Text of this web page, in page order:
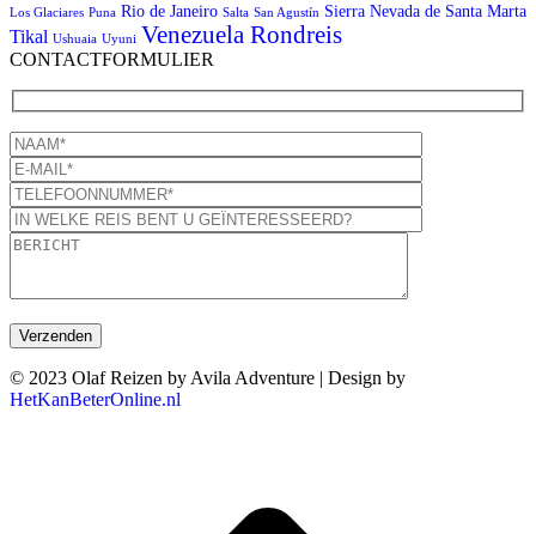
Los Glaciares Puna Rio de Janeiro Salta San Agustín Sierra Nevada de Santa Marta
Tikal Ushuaia Uyuni Venezuela Rondreis
CONTACTFORMULIER
© 2023 Olaf Reizen by Avila Adventure | Design by
HetKanBeterOnline.nl